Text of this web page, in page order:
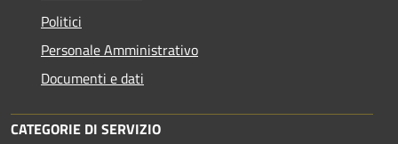
Politici
Personale Amministrativo
Documenti e dati
CATEGORIE DI SERVIZIO